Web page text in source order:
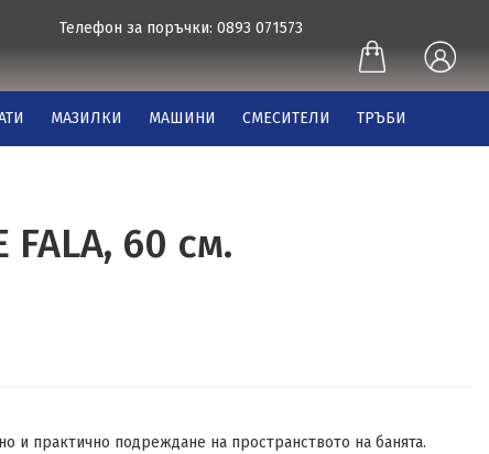
Телефон за поръчки: 0893 071573
МАЗИЛКИ МАШИНИ СМЕСИТЕЛИ ТРЪБИ
60 см.
и практично подреждане на пространството на банята.